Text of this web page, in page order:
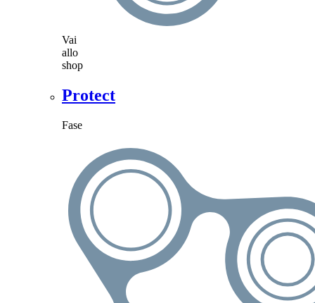
Vai
allo
shop
Protect
Fase